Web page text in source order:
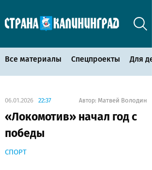
Все материалы Спецпроекты Для
06.01.2026 22:37 Автор: Матвей Володин
«Локомотив» начал год с
победы
СПОРТ